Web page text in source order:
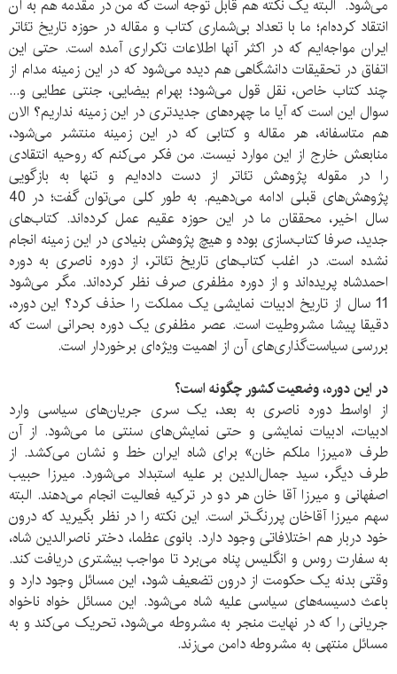
می‌شود. البته یک نکته هم قابل توجه است که من در مقدمه هم به آن
انتقاد کرده‌ام؛ ما با تعداد بی‌شماری کتاب و مقاله در حوزه تاریخ تئاتر
ایران مواجه‌ایم که در اکثر آنها اطلاعات تکراری آمده است. حتی این
اتفاق در تحقیقات دانشگاهی هم دیده می‌شود که در این زمینه مدام از
چند کتاب خاص، نقل قول می‌شود؛ بهرام بیضایی، جنتی عطایی و...
سوال این است که آیا ما چهره‌های جدید‌تری در این زمینه نداریم؟ الان
هم متاسفانه، هر مقاله‌ و کتابی که در این زمینه منتشر می‌شود،
منابعش خارج از این موارد نیست. من فکر می‌کنم که روحیه انتقادی
را در مقوله پژوهش تئاتر از دست داده‌ایم و تنها به بازگویی
پژوهش‌‌های قبلی ادامه می‌دهیم. به طور کلی می‌توان گفت؛ در 40
سال اخیر، محققان ما در این حوزه عقیم عمل کرده‌اند. کتاب‌های
جدید، صرفا کتاب‌سازی بوده و هیچ پژوهش بنیادی در این زمینه انجام
نشده است. در اغلب کتاب‌های تاریخ تئاتر، از دوره ناصری به دوره
احمدشاه پریده‌اند و از دوره مظفری صرف نظر کرده‌اند. مگر می‌شود
11 سال از تاریخ ادبیات نمایشی یک مملکت را حذف کرد؟ این دوره،
دقیقا پیشا مشروطیت است. عصر مظفری یک دوره بحرانی است که
بررسی سیاست‌گذاری‌های آن از اهمیت ویژه‌ای برخوردار است.
در این دوره، وضعیت کشور چگونه است؟
از اواسط دوره ناصری به بعد، یک سری جریان‌های سیاسی وارد
ادبیات، ادبیات نمایشی و حتی نمایش‌های سنتی ما می‌شود. از آن
طرف «میرزا ملکم خان» برای شاه ایران خط و نشان می‌کشد. از
طرف دیگر، سید جمال‌الدین بر علیه استبداد می‌شورد. میرزا حبیب
اصفهانی و میرزا آقا خان هر دو در ترکیه فعالیت انجام می‌دهند. البته
سهم میرزا آقاخان پررنگ‌تر است. این نکته را در نظر بگیرید که درون
خود دربار هم اختلافاتی وجود دارد. بانوی عظما، دختر ناصرالدین شاه،
به سفارت روس و انگلیس پناه می‌برد تا مواجب بیشتری دریافت کند.
وقتی بدنه یک حکومت از درون تضعیف شود، این مسائل وجود دارد و
باعث دسیسه‌های سیاسی علیه شاه می‌شود. این مسائل خواه ناخواه
جریانی را که در نهایت منجر به مشروطه می‌شود، تحریک می‌کند و به
مسائل منتهی به مشروطه دامن می‌زند.